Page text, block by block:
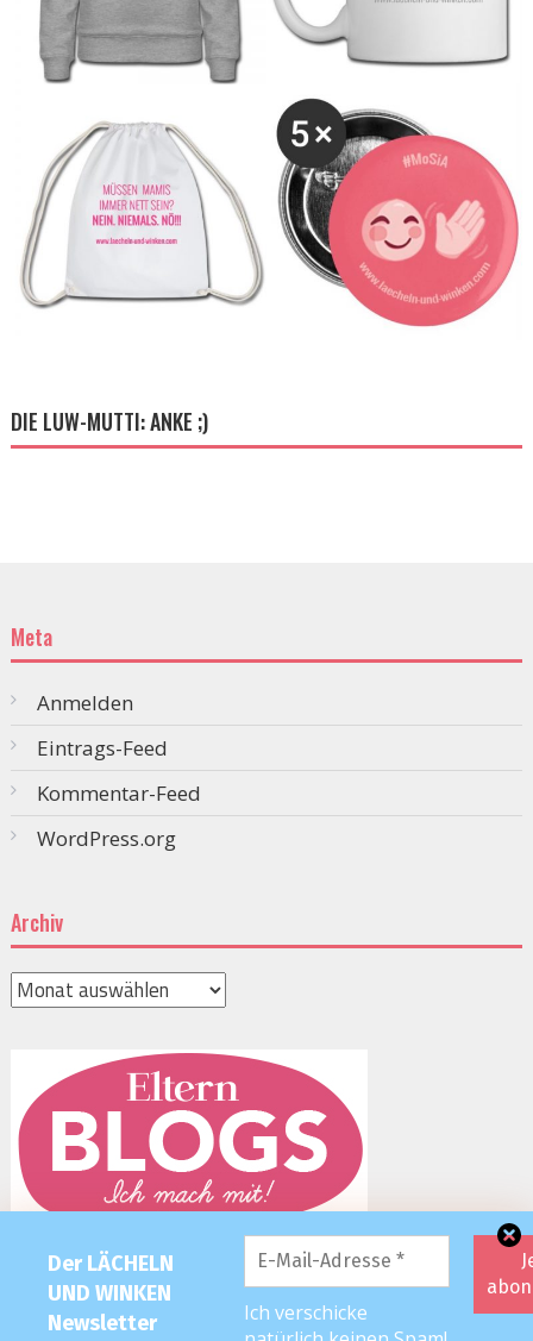
Der LÄCHELN
UND WINKEN
Newsletter
Ich verschicke
DIE LUW-MUTTI: ANKE ;)
Meta
Anmelden
Eintrags-Feed
Kommentar-Feed
WordPress.org
Archiv
Archiv